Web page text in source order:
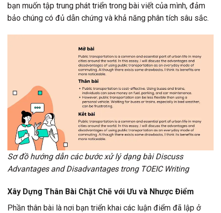
bạn muốn tập trung phát triển trong bài viết của mình, đảm
bảo chúng có đủ dẫn chứng và khả năng phân tích sâu sắc.
Sơ đồ hướng dẫn các bước xử lý dạng bài Discuss
Advantages and Disadvantages trong TOEIC Writing
Xây Dựng Thân Bài Chặt Chẽ với Ưu và Nhược Điểm
Phần thân bài là nơi bạn triển khai các luận điểm đã lập ở